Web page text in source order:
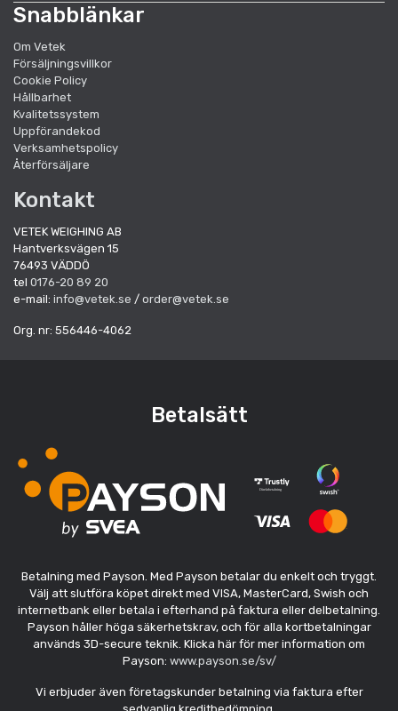
Snabblänkar
Om Vetek
Försäljningsvillkor
Cookie Policy
Hållbarhet
Kvalitetssystem
Uppförandekod
Verksamhetspolicy
Återförsäljare
Kontakt
VETEK WEIGHING AB
Hantverksvägen 15
76493 VÄDDÖ
tel 0176-20 89 20
e-mail: info@vetek.se / order@vetek.se
Org. nr: 556446-4062
Betalsätt
Betalning med Payson. Med Payson betalar du enkelt och tryggt.
Välj att slutföra köpet direkt med VISA, MasterCard, Swish och
internetbank eller betala i efterhand på faktura eller delbetalning.
Payson håller höga säkerhetskrav, och för alla kortbetalningar
används 3D-secure teknik. Klicka här för mer information om
Payson: www.payson.se/sv/
Vi erbjuder även företagskunder betalning via faktura efter